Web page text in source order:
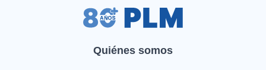
Quiénes somos